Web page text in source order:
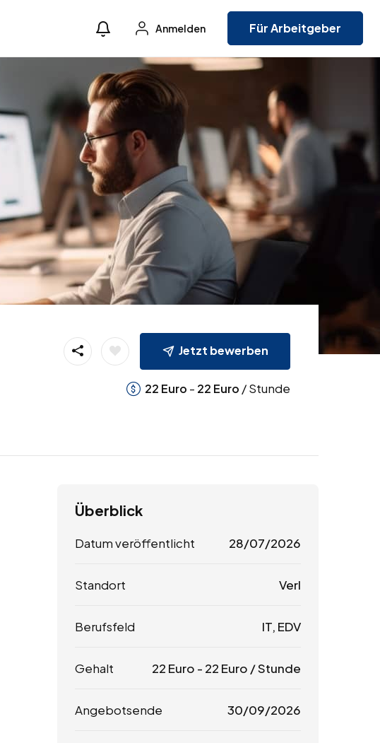
Anmelden Für Arbeitgeber
Jetzt bewerben
22 Euro - 22 Euro / Stunde
Überblick
Datum veröffentlicht 28/07/2026
Standort Verl
Berufsfeld IT, EDV
Gehalt 22 Euro - 22 Euro / Stunde
Angebotsende 30/09/2026